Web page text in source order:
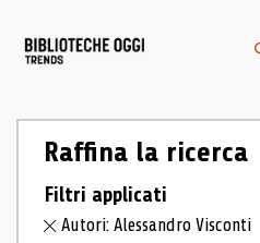
Raffina la ricerca
Filtri applicati
Autori: Alessandro Visconti